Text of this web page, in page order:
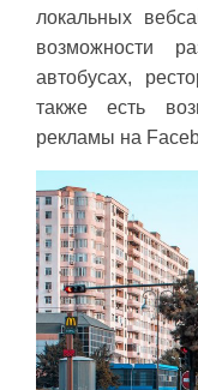
локальных
возможности
автобусах,
также есть
рекламы на